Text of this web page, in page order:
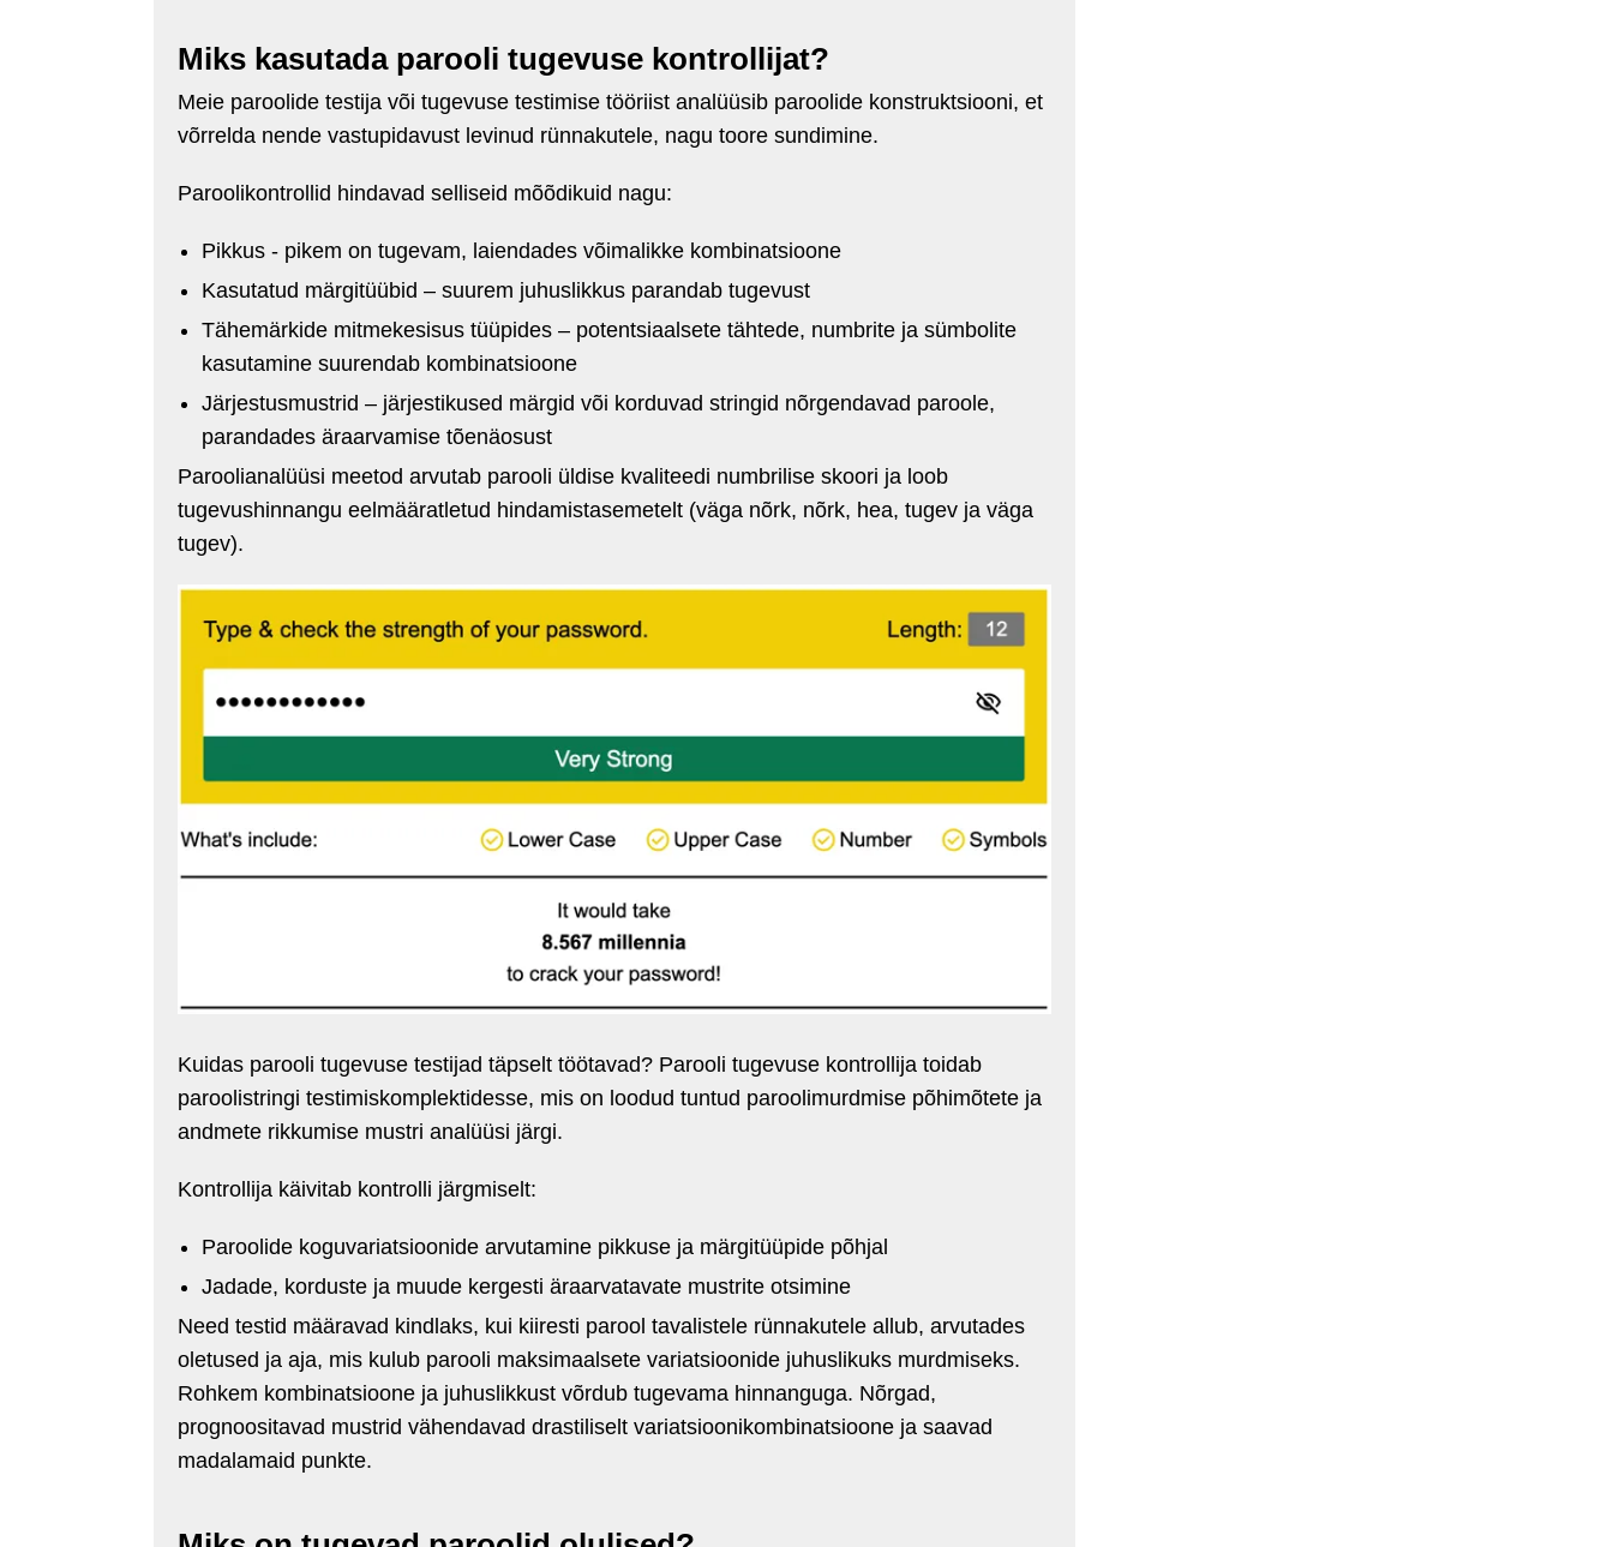
Miks kasutada parooli tugevuse kontrollijat?
Meie paroolide testija või tugevuse testimise tööriist analüüsib paroolide konstruktsiooni, et
võrrelda nende vastupidavust levinud rünnakutele, nagu toore sundimine.
Paroolikontrollid hindavad selliseid mõõdikuid nagu:
Pikkus - pikem on tugevam, laiendades võimalikke kombinatsioone
Kasutatud märgitüübid – suurem juhuslikkus parandab tugevust
Tähemärkide mitmekesisus tüüpides – potentsiaalsete tähtede, numbrite ja sümbolite
kasutamine suurendab kombinatsioone
Järjestusmustrid – järjestikused märgid või korduvad stringid nõrgendavad paroole,
parandades äraarvamise tõenäosust
Paroolianalüüsi meetod arvutab parooli üldise kvaliteedi numbrilise skoori ja loob
tugevushinnangu eelmääratletud hindamistasemetelt (väga nõrk, nõrk, hea, tugev ja väga
tugev).
Kuidas parooli tugevuse testijad täpselt töötavad? Parooli tugevuse kontrollija toidab
paroolistringi testimiskomplektidesse, mis on loodud tuntud paroolimurdmise põhimõtete ja
andmete rikkumise mustri analüüsi järgi.
Kontrollija käivitab kontrolli järgmiselt:
Paroolide koguvariatsioonide arvutamine pikkuse ja märgitüüpide põhjal
Jadade, korduste ja muude kergesti äraarvatavate mustrite otsimine
Need testid määravad kindlaks, kui kiiresti parool tavalistele rünnakutele allub, arvutades
oletused ja aja, mis kulub parooli maksimaalsete variatsioonide juhuslikuks murdmiseks.
Rohkem kombinatsioone ja juhuslikkust võrdub tugevama hinnanguga. Nõrgad,
prognoositavad mustrid vähendavad drastiliselt variatsioonikombinatsioone ja saavad
madalamaid punkte.